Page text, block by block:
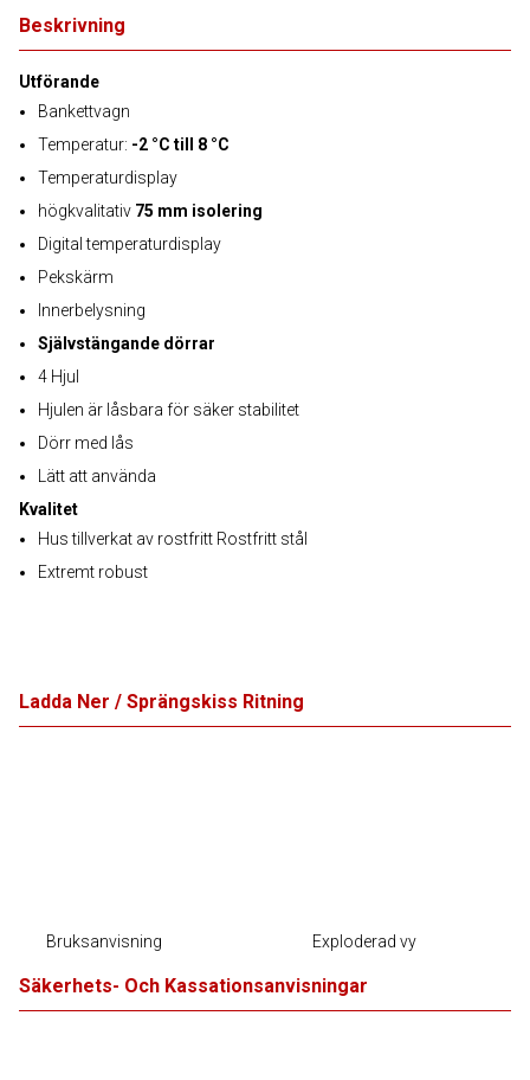
Beskrivning
Utförande
Bankettvagn
Temperatur: -2 °C till 8 °C
Temperaturdisplay
högkvalitativ 75 mm isolering
Digital temperaturdisplay
Pekskärm
Innerbelysning
Självstängande dörrar
4 Hjul
Hjulen är låsbara för säker stabilitet
Dörr med lås
Lätt att använda
Kvalitet
Hus tillverkat av rostfritt Rostfritt stål
Extremt robust
Ladda Ner / Sprängskiss Ritning
Bruksanvisning Exploderad vy
Säkerhets- Och Kassationsanvisningar